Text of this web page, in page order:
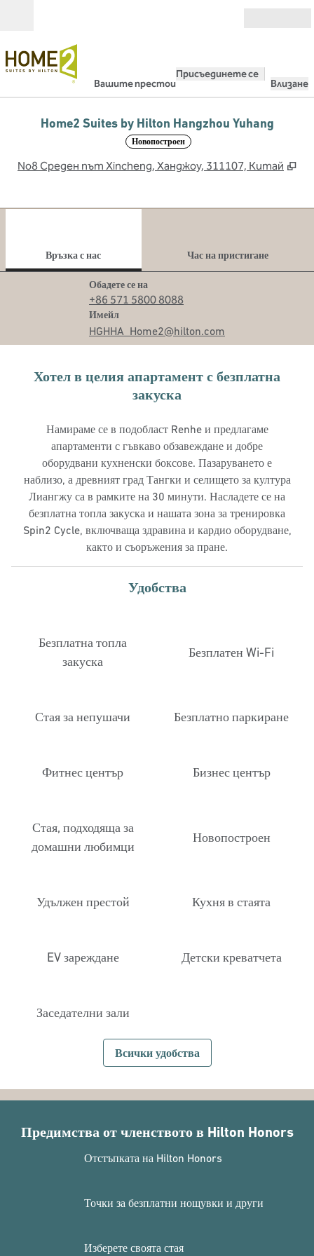
Вашите престои
Присъединете се
Влизане
Home2 Suites by Hilton Hangzhou Yuhang
Новопостроен
No8 Среден път Xincheng, Ханджоу, 311107, Китай ,
Връзка с нас
Час на пристигане
Обадете се на
Обаждане
+86 571 5800 8088
Имейл
Email
HGHHA_Home2@hilton.com
Хотел в целия апартамент с безплатна
закуска
Намираме се в подобласт Renhe и предлагаме
апартаменти с гъвкаво обзавеждане и добре
оборудвани кухненски боксове. Пазаруването е
наблизо, а древният град Тангки и селището за култура
Лиангжу са в рамките на 30 минути. Насладете се на
безплатна топла закуска и нашата зона за тренировка
Spin2 Cycle, включваща здравина и кардио оборудване,
както и съоръжения за пране.
Удобства
Безплатна топла
закуска
Безплатен Wi-Fi
Стая за непушачи Безплатно паркиране
Фитнес център Бизнес център
Стая, подходяща за
домашни любимци
Новопостроен
Удължен престой Кухня в стаята
EV зареждане Детски креватчета
Заседателни зали
Всички удобства
Предимства от членството в Hilton Honors
Отстъпката на Hilton Honors
Точки за безплатни нощувки и други
Изберете своята стая